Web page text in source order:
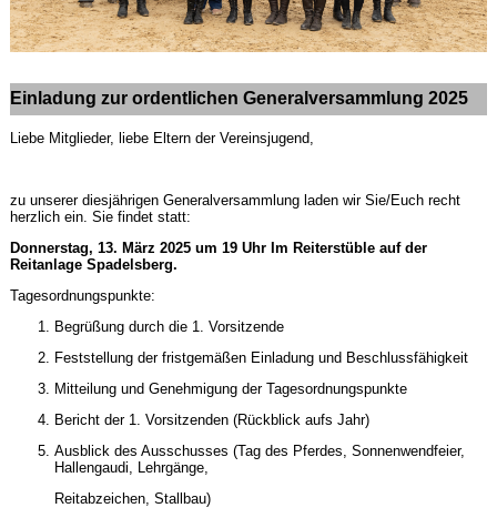
Einladung zur ordentlichen Generalversammlung 2025
Liebe Mitglieder, liebe Eltern der Vereinsjugend,
zu unserer diesjährigen Generalversammlung laden wir Sie/Euch recht
herzlich ein. Sie findet statt:
Donnerstag, 13. März 2025 um 19 Uhr Im Reiterstüble auf der
Reitanlage Spadelsberg.
Tagesordnungspunkte:
Begrüßung durch die 1. Vorsitzende
Feststellung der fristgemäßen Einladung und Beschlussfähigkeit
Mitteilung und Genehmigung der Tagesordnungspunkte
Bericht der 1. Vorsitzenden (Rückblick aufs Jahr)
Ausblick des Ausschusses (Tag des Pferdes, Sonnenwendfeier,
Hallengaudi, Lehrgänge,
Reitabzeichen, Stallbau)